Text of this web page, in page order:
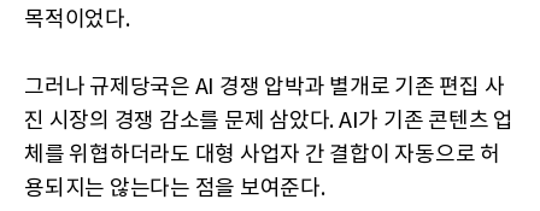
목적이었다.
그러나 규제당국은 AI 경쟁 압박과 별개로 기존 편집 사
진 시장의 경쟁 감소를 문제 삼았다. AI가 기존 콘텐츠 업
체를 위협하더라도 대형 사업자 간 결합이 자동으로 허
용되지는 않는다는 점을 보여준다.